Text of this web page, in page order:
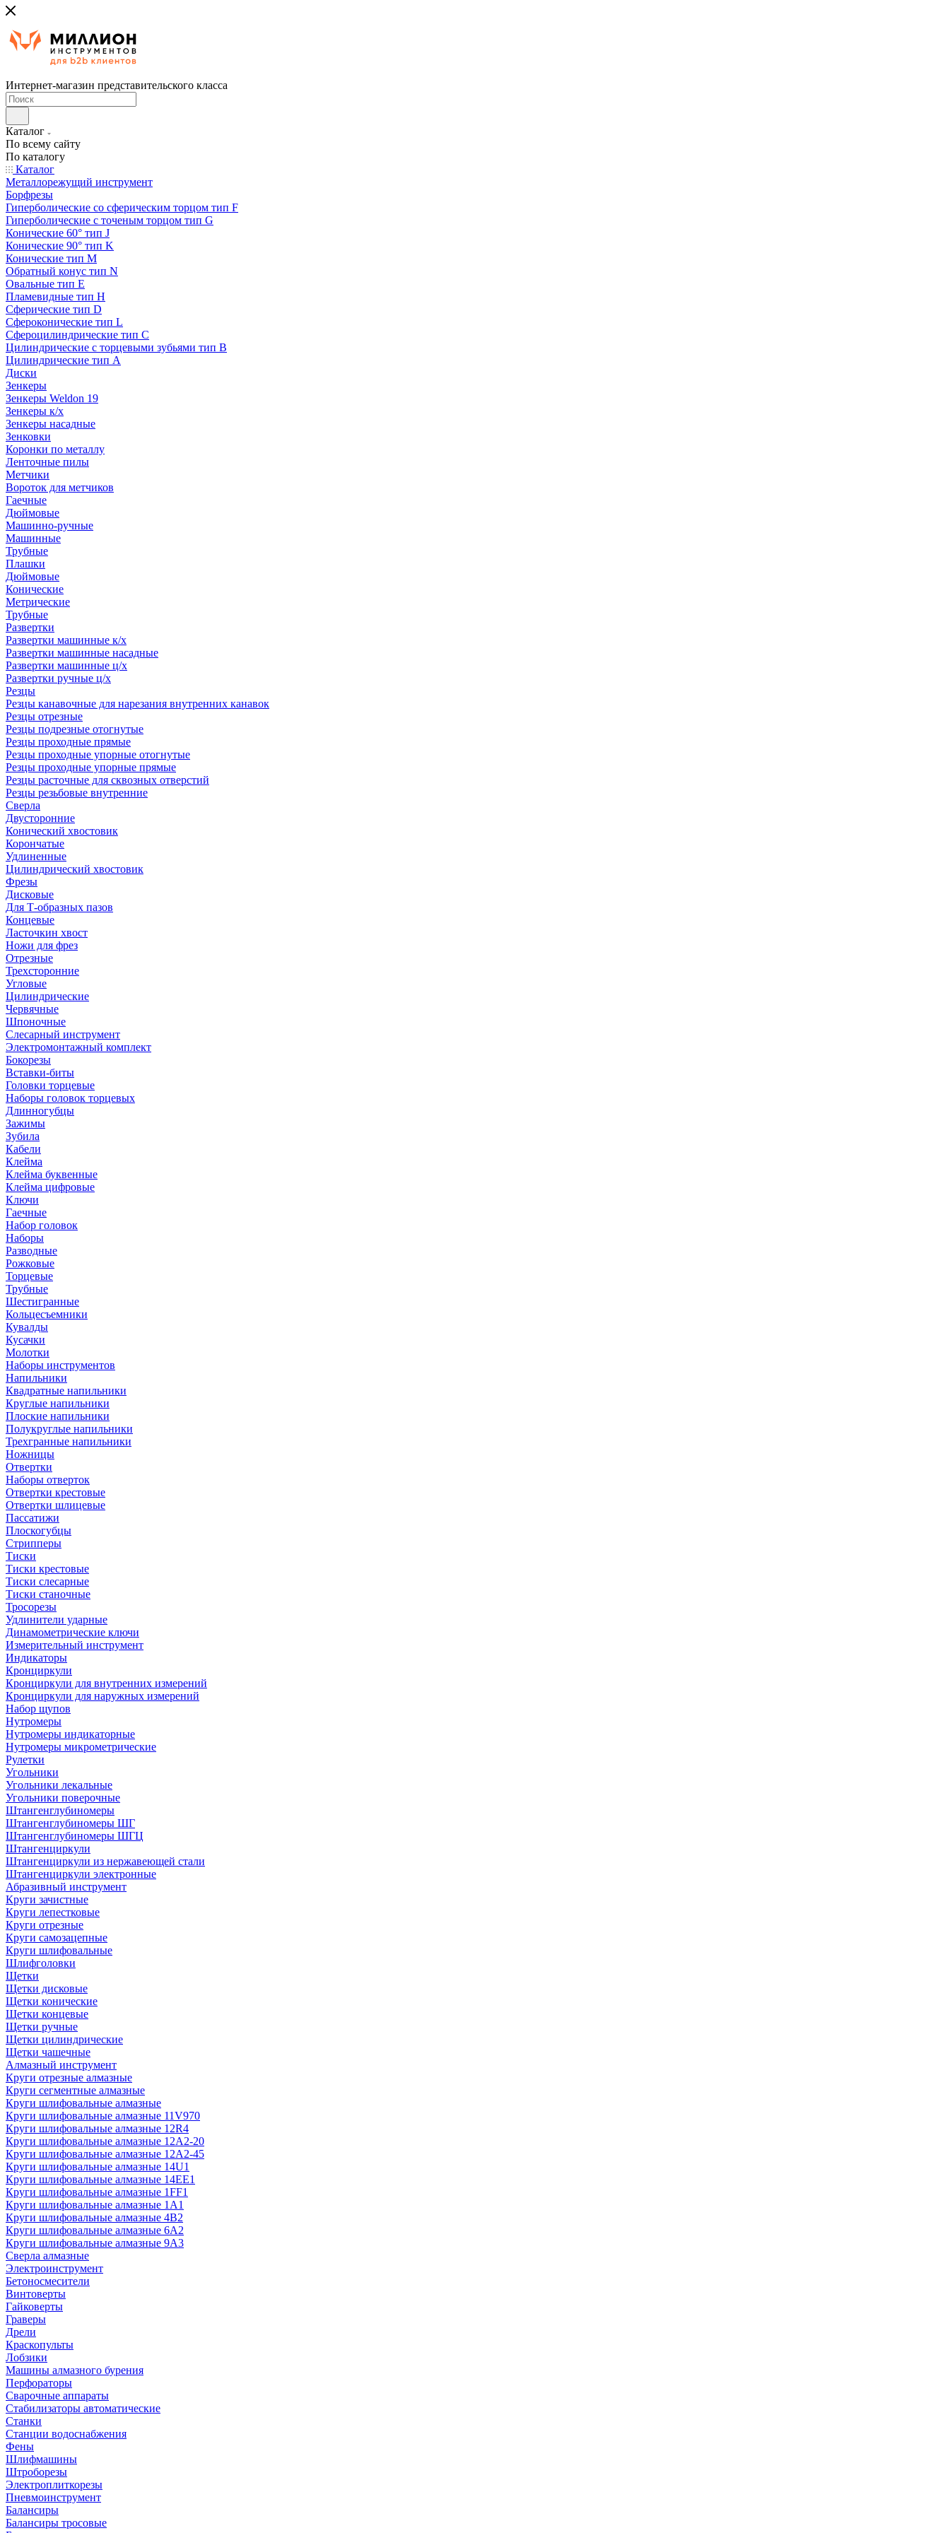
Интернет-магазин представительского класса
Каталог
По всему сайту
По каталогу
Каталог
Металлорежущий инструмент
Борфрезы
Гиперболические cо сферическим торцом тип F
Гиперболические с точеным торцом тип G
Конические 60° тип J
Конические 90° тип K
Конические тип M
Обратный конус тип N
Овальные тип E
Пламевидные тип H
Сферические тип D
Сфероконические тип L
Сфероцилиндрические тип C
Цилиндрические с торцевыми зубьями тип B
Цилиндрические тип А
Диски
Зенкеры
Зенкеры Weldon 19
Зенкеры к/х
Зенкеры насадные
Зенковки
Коронки по металлу
Ленточные пилы
Метчики
Вороток для метчиков
Гаечные
Дюймовые
Машинно-ручные
Машинные
Трубные
Плашки
Дюймовые
Конические
Метрические
Трубные
Развертки
Развертки машинные к/х
Развертки машинные насадные
Развертки машинные ц/х
Развертки ручные ц/х
Резцы
Резцы канавочные для нарезания внутренних канавок
Резцы отрезные
Резцы подрезные отогнутые
Резцы проходные прямые
Резцы проходные упорные отогнутые
Резцы проходные упорные прямые
Резцы расточные для сквозных отверстий
Резцы резьбовые внутренние
Сверла
Двусторонние
Конический хвостовик
Корончатые
Удлиненные
Цилиндрический хвостовик
Фрезы
Дисковые
Для Т-образных пазов
Концевые
Ласточкин хвост
Ножи для фрез
Отрезные
Трехсторонние
Угловые
Цилиндрические
Червячные
Шпоночные
Слесарный инструмент
Электромонтажный комплект
Бокорезы
Вставки-биты
Головки торцевые
Наборы головок торцевых
Длинногубцы
Зажимы
Зубила
Кабели
Клейма
Клейма буквенные
Клейма цифровые
Ключи
Гаечные
Набор головок
Наборы
Разводные
Рожковые
Торцевые
Трубные
Шестигранные
Кольцесъемники
Кувалды
Кусачки
Молотки
Наборы инструментов
Напильники
Квадратные напильники
Круглые напильники
Плоские напильники
Полукруглые напильники
Трехгранные напильники
Ножницы
Отвертки
Наборы отверток
Отвертки крестовые
Отвертки шлицевые
Пассатижи
Плоскогубцы
Стрипперы
Тиски
Тиски крестовые
Тиски слесарные
Тиски станочные
Тросорезы
Удлинители ударные
Динамометрические ключи
Измерительный инструмент
Индикаторы
Кронциркули
Кронциркули для внутренних измерений
Кронциркули для наружных измерений
Набор щупов
Нутромеры
Нутромеры индикаторные
Нутромеры микрометрические
Рулетки
Угольники
Угольники лекальные
Угольники поверочные
Штангенглубиномеры
Штангенглубиномеры ШГ
Штангенглубиномеры ШГЦ
Штангенциркули
Штангенциркули из нержавеющей стали
Штангенциркули электронные
Абразивный инструмент
Круги зачистные
Круги лепестковые
Круги отрезные
Круги самозацепные
Круги шлифовальные
Шлифголовки
Щетки
Щетки дисковые
Щетки конические
Щетки концевые
Щетки ручные
Щетки цилиндрические
Щетки чашечные
Алмазный инструмент
Круги отрезные алмазные
Круги сегментные алмазные
Круги шлифовальные алмазные
Круги шлифовальные алмазные 11V970
Круги шлифовальные алмазные 12R4
Круги шлифовальные алмазные 12А2-20
Круги шлифовальные алмазные 12А2-45
Круги шлифовальные алмазные 14U1
Круги шлифовальные алмазные 14ЕЕ1
Круги шлифовальные алмазные 1FF1
Круги шлифовальные алмазные 1А1
Круги шлифовальные алмазные 4В2
Круги шлифовальные алмазные 6A2
Круги шлифовальные алмазные 9А3
Сверла алмазные
Электроинструмент
Бетоносмесители
Винтоверты
Гайковерты
Граверы
Дрели
Краскопульты
Лобзики
Машины алмазного бурения
Перфораторы
Сварочные аппараты
Стабилизаторы автоматические
Станки
Станции водоснабжения
Фены
Шлифмашины
Штроборезы
Электроплиткорезы
Пневмоинструмент
Балансиры
Балансиры тросовые